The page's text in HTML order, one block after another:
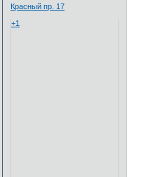
Красный пр. 17
+1